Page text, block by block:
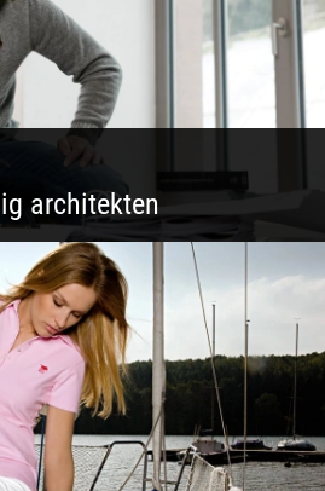
architekten
| Bauzeichner &
Shooting | Kreative